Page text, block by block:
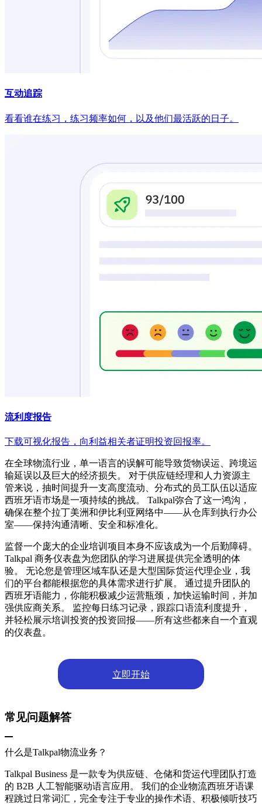
互动追踪
看看谁在练习，练习频率如何，以及他们最活跃的日子。
流利度报告
下载可视化报告，向利益相关者证明投资回报率。
在全球物流行业，单一语言的误解可能导致货物误运、跨境运
输延误以及巨大的经济损失。 对于供应链经理和人力资源主
管来说，抽时间提升一支高度流动、分布式的员工队伍以适应
西班牙语市场是一项持续的挑战。 Talkpal弥合了这一鸿沟，
确保在整个拉丁美洲和伊比利亚网络中——从仓库到执行办公
室——保持沟通清晰、安全和标准化。
监督一个庞大的企业培训项目本身不应该成为一个后勤障碍。
Talkpal 商务仪表盘为您团队的学习进展提供完全透明的体
验。 无论您是管理区域车队还是大型国际货运代理企业，我
们的平台都能根据您的具体需求进行扩展。 通过提升团队的
西班牙语能力，你能积极减少运营瓶颈，加快运输时间，并加
强供应商关系。 监控每日练习记录，跟踪口语流利度提升，
并轻松展示培训投资的投资回报——所有这些都来自一个直观
的仪表盘。
立即开始
常见问题解答
什么是Talkpal物流业务？
Talkpal Business 是一款专为供应链、仓储和货运代理团队打造
的 B2B 人工智能驱动语言应用。 我们的企业物流西班牙语课
程跳过日常词汇，完全专注于专业的操作术语、积极倾听技巧